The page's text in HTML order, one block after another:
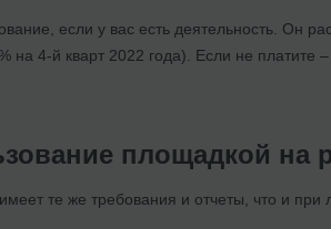
если у вас есть деятельность. Он
на 4-й кварт 2022 года). Если не
площадкой на
те же требования и отчеты, что и при